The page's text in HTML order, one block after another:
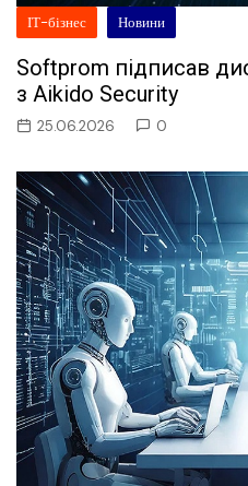
ІТ-бізнес Новини
Softprom підписав
з Aikido Security
25.06.2026 0